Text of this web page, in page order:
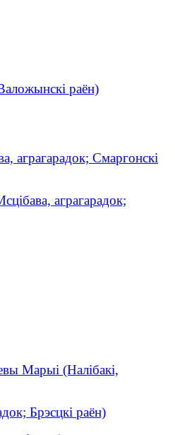
раён)
аграгарадок; Смаргонскі
аграгарадок;
Марыі (Налібакі,
Брэсцкі раён)